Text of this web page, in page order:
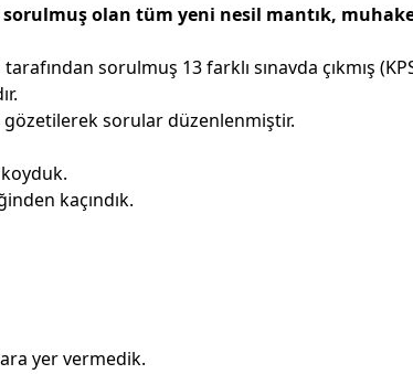
sorulmuş olan tüm yeni nesil mantık,
sorulmuş 13 farklı sınavda çıkmış
sorular düzenlenmiştir.
koyduk.
kaçındık.
yer vermedik.